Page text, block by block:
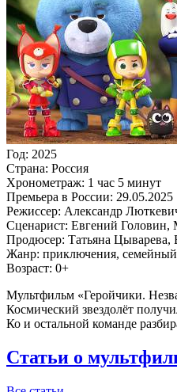
Год: 2025
Страна: Россия
Хронометраж: 1 час 5 минут
Премьера в России: 29.05.2025
Режиссер: Александр
Сценарист: Евгений Головин,
Продюсер: Татьяна
Жанр: приключения, семейный
Возраст: 0+
Мультфильм «Геройчики.
Космический звездолёт
Ко и остальной команде
Статьи о